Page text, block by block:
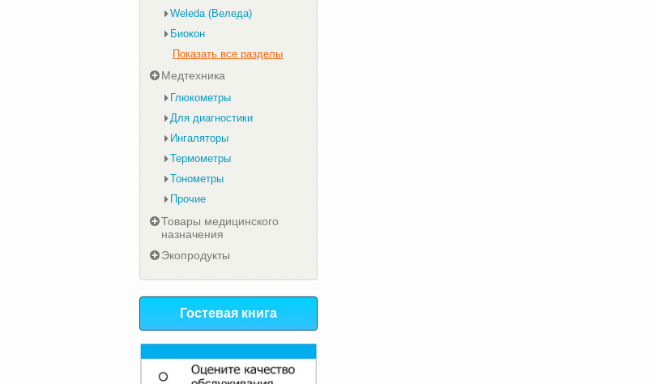
Weleda (Веледа)
Биокон
Показать все разделы
Медтехника
Глюкометры
Для диагностики
Ингаляторы
Термометры
Тонометры
Прочие
Товары медицинского
назначения
Экопродукты
Гостевая книга